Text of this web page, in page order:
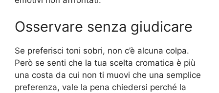
Osservare senza giudicare
Se preferisci toni sobri, non c’è alcuna colpa.
Però se senti che la tua scelta cromatica è più
una costa da cui non ti muovi che una semplice
preferenza, vale la pena chiedersi perché la